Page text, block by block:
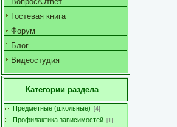
Гостевая книга
Форум
Блог
Видеостудия
Категории раздела
Предметные (школьные) [4]
Профилактика зависимостей [1]